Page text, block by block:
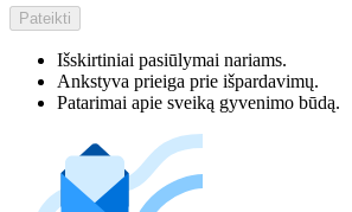
Pateikti
Išskirtiniai pasiūlymai nariams.
Ankstyva prieiga prie išpardavimų.
Patarimai apie sveiką gyvenimo būdą.